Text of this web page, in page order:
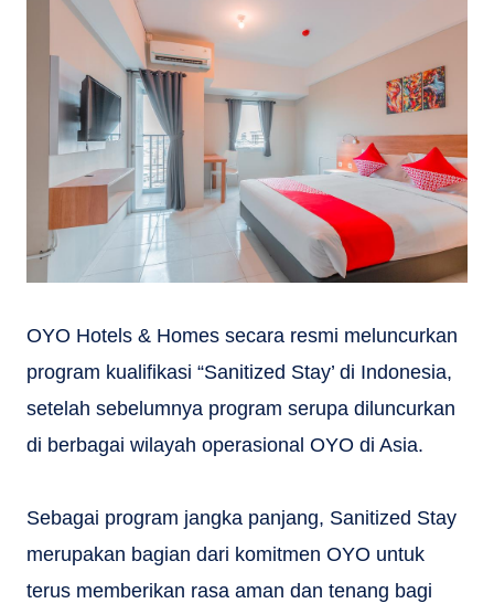
OYO Hotels & Homes secara resmi meluncurkan
program kualifikasi “Sanitized Stay’ di Indonesia,
setelah sebelumnya program serupa diluncurkan
di berbagai wilayah operasional OYO di Asia.
Sebagai program jangka panjang, Sanitized Stay
merupakan bagian dari komitmen OYO untuk
terus memberikan rasa aman dan tenang bagi